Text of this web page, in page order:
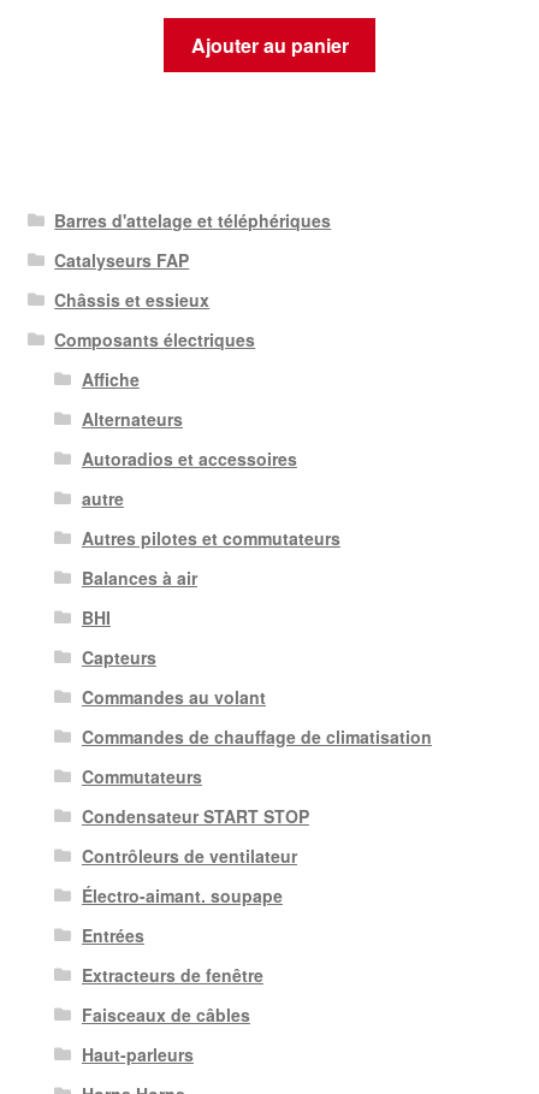
Ajouter au panier
Barres d'attelage et téléphériques
Catalyseurs FAP
Châssis et essieux
Composants électriques
Affiche
Alternateurs
Autoradios et accessoires
autre
Autres pilotes et commutateurs
Balances à air
BHI
Capteurs
Commandes au volant
Commandes de chauffage de climatisation
Commutateurs
Condensateur START STOP
Contrôleurs de ventilateur
Électro-aimant. soupape
Entrées
Extracteurs de fenêtre
Faisceaux de câbles
Haut-parleurs